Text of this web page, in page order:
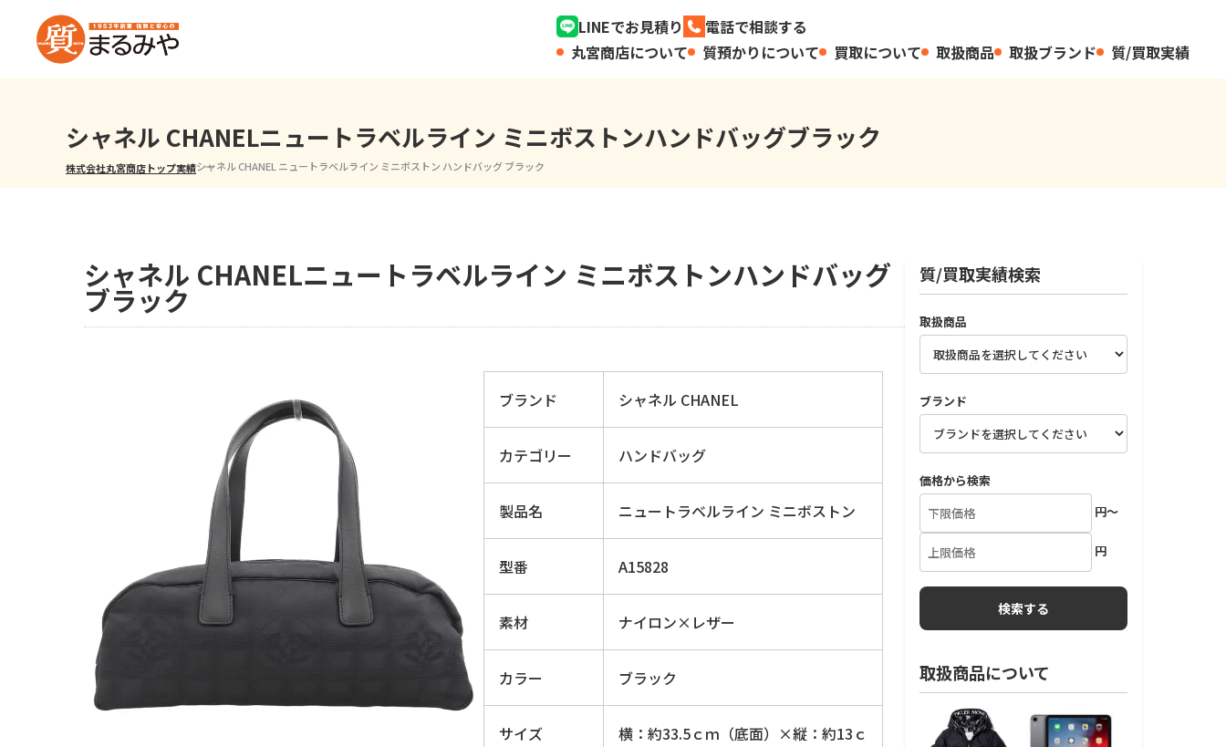
LINEでお見積り
電話で相談する
丸宮商店について
質預かりについて 買取について 取扱商品 取扱ブランド 質/買取実績
シャネル CHANELニュートラベルライン ミニボストンハンドバッグブラック
株式会社丸宮商店トップ⁩実績シャネル CHANEL ニュートラベルライン ミニボストン ハンドバッグ ブラック
シャネル CHANELニュートラベルライン ミニボストンハンドバッグ
ブラック
ブランド シャネル CHANEL
カテゴリー ハンドバッグ
製品名 ニュートラベルライン ミニボストン
型番 A15828
素材 ナイロン×レザー
カラー ブラック
サイズ
横：約33.5ｃｍ（底面）×縦：約13ｃ
質/買取実績検索
取扱商品
ブランド
価格から検索
円～
円
取扱商品について